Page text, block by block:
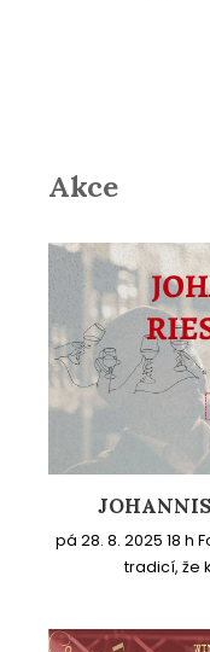
Akce
pá 28. 8. 2025 18 h
tradicí, že